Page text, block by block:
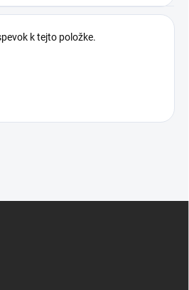
k tejto položke.